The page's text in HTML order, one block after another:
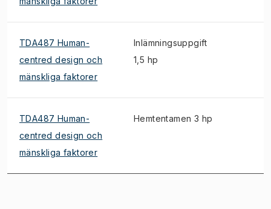
TDA487 Human-
centred design och
mänskliga faktorer
Inlämningsuppgift
1,5 hp
TDA487 Human-
centred design och
mänskliga faktorer
Hemtentamen 3 hp